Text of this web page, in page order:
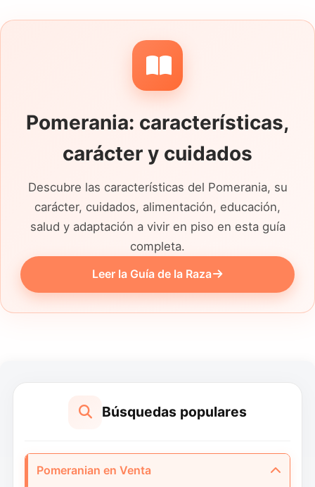
En petopic.com, tu satisfacción y la salud
de tu mascota son nuestra prioridad.
Pomerania: características,
carácter y cuidados
Descubre las características del Pomerania, su
carácter, cuidados, alimentación, educación,
salud y adaptación a vivir en piso en esta guía
completa.
Leer la Guía de la Raza
Búsquedas populares
Pomeranian en Venta